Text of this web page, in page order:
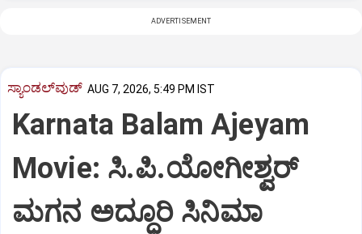
ADVERTISEMENT
ಸ್ಯಾಂಡಲ್‌ವುಡ್‌ AUG 7, 2026, 5:49 PM IST
Karnata Balam Ajeyam
Movie: ಸಿ.ಪಿ.ಯೋಗೀಶ್ವರ್‌
ಮಗನ ಅದ್ಧೂರಿ ಸಿನಿಮಾ